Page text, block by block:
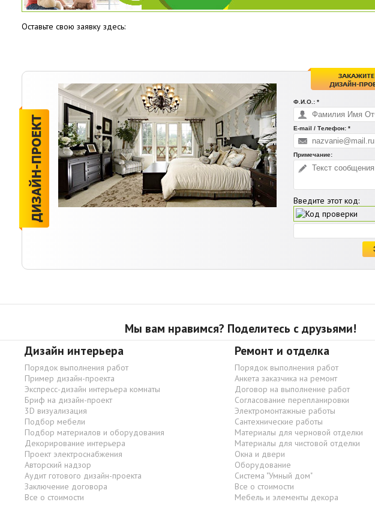
Оставьте свою заявку здесь:
Ф.И.О.: *
E-mail / Телефон: *
Примечание:
Введите этот код:
Мы вам нравимся? Поделитесь с друзьями!
Дизайн интерьера
Порядок выполнения работ
Пример дизайн-проекта
Экспресс-дизайн интерьера комнаты
Бриф на дизайн-проект
3D визуализация
Подбор мебели
Подбор материалов и оборудования
Декорирование интерьера
Проект электроснабжения
Авторский надзор
Аудит готового дизайн-проекта
Заключение договора
Все о стоимости
Ремонт и отделка
Порядок выполнения работ
Анкета заказчика на ремонт
Договор на выполнение работ
Согласование перепланировки
Электромонтажные работы
Сантехнические работы
Материалы для черновой отделки
Материалы для чистовой отделки
Окна и двери
Оборудование
Система "Умный дом"
Все о стоимости
Мебель и элементы декора